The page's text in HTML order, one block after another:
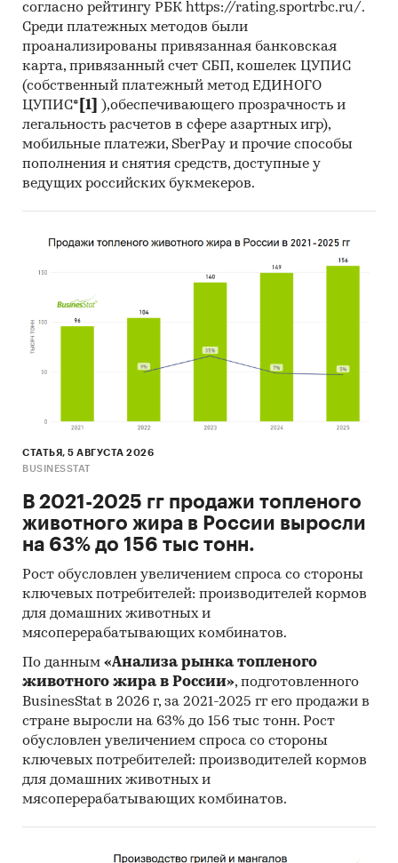
согласно рейтингу РБК https://rating.sportrbc.ru/.
Среди платежных методов были
проанализированы привязанная банковская
карта, привязанный счет СБП, кошелек ЦУПИС
(собственный платежный метод ЕДИНОГО
ЦУПИС* [1]
),обеспечивающего прозрачность и
легальность расчетов в сфере азартных игр),
мобильные платежи, SberPay и прочие способы
пополнения и снятия средств, доступные у
ведущих российских букмекеров.
СТАТЬЯ, 5 АВГУСТА 2026
BUSINESSTAT
В 2021-2025 гг продажи топленого
животного жира в России выросли
на 63% до 156 тыс тонн.
Рост обусловлен увеличением спроса со стороны
ключевых потребителей: производителей кормов
для домашних животных и
мясоперерабатывающих комбинатов.
По данным «Анализа рынка топленого
животного жира в России», подготовленного
BusinesStat в 2026 г, за 2021-2025 гг его продажи в
стране выросли на 63% до 156 тыс тонн. Рост
обусловлен увеличением спроса со стороны
ключевых потребителей: производителей кормов
для домашних животных и
мясоперерабатывающих комбинатов.